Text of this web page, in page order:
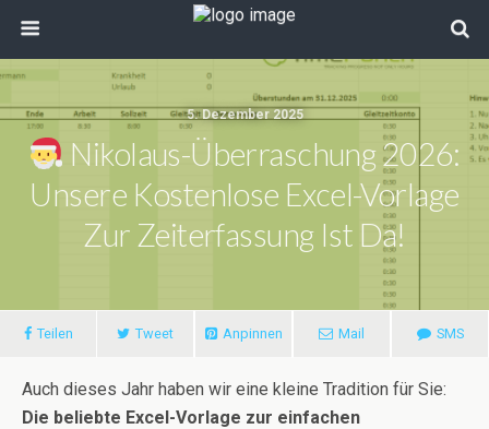
5. Dezember 2025
Nikolaus-Überraschung 2026:
Unsere Kostenlose Excel-Vorlage
Zur Zeiterfassung Ist Da!
Teilen Tweet Anpinnen Mail SMS
Auch dieses Jahr haben wir eine kleine Tradition für Sie:
Die beliebte Excel-Vorlage zur einfachen